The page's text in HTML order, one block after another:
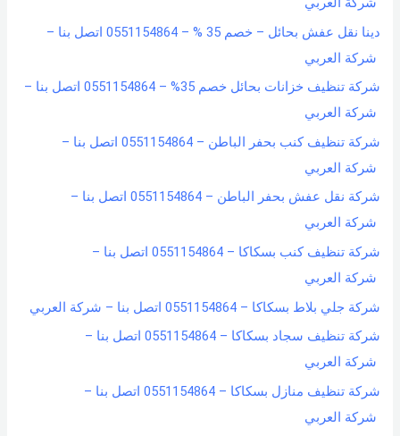
دينا نقل عفش بحائل – خصم 35 % – 0551154864 اتصل بنا –
شركة العربي
شركة تنظيف خزانات بحائل خصم 35% – 0551154864 اتصل بنا –
شركة العربي
شركة تنظيف كنب بحفر الباطن – 0551154864 اتصل بنا –
شركة العربي
شركة نقل عفش بحفر الباطن – 0551154864 اتصل بنا –
شركة العربي
شركة تنظيف كنب بسكاكا – 0551154864 اتصل بنا –
شركة العربي
شركة جلي بلاط بسكاكا – 0551154864 اتصل بنا – شركة العربي
شركة تنظيف سجاد بسكاكا – 0551154864 اتصل بنا –
شركة العربي
شركة تنظيف منازل بسكاكا – 0551154864 اتصل بنا –
شركة العربي